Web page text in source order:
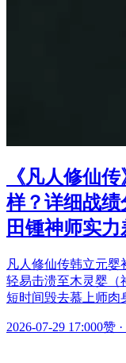
《凡人修仙
样？详细战绩
田锺神师实力
凡人修仙传韩立元
轻易击溃至木灵婴（
短时间毁去慕上师
2026-07-29 17:000赞 ·